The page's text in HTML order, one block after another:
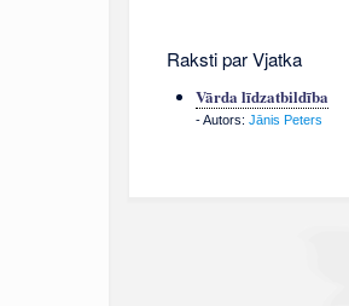
Raksti par Vjatka
Vārda līdzatbildība
- Autors: Jānis Peters